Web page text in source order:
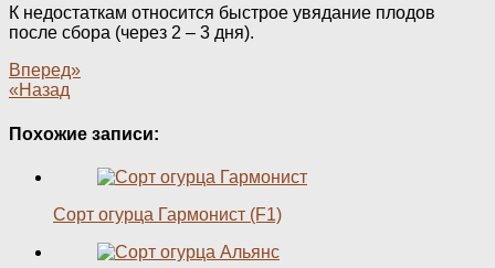
К недостаткам относится быстрое увядание плодов
после сбора (через 2 – 3 дня).
Вперед»
«Назад
Похожие записи:
Сорт огурца Гармонист (F1)